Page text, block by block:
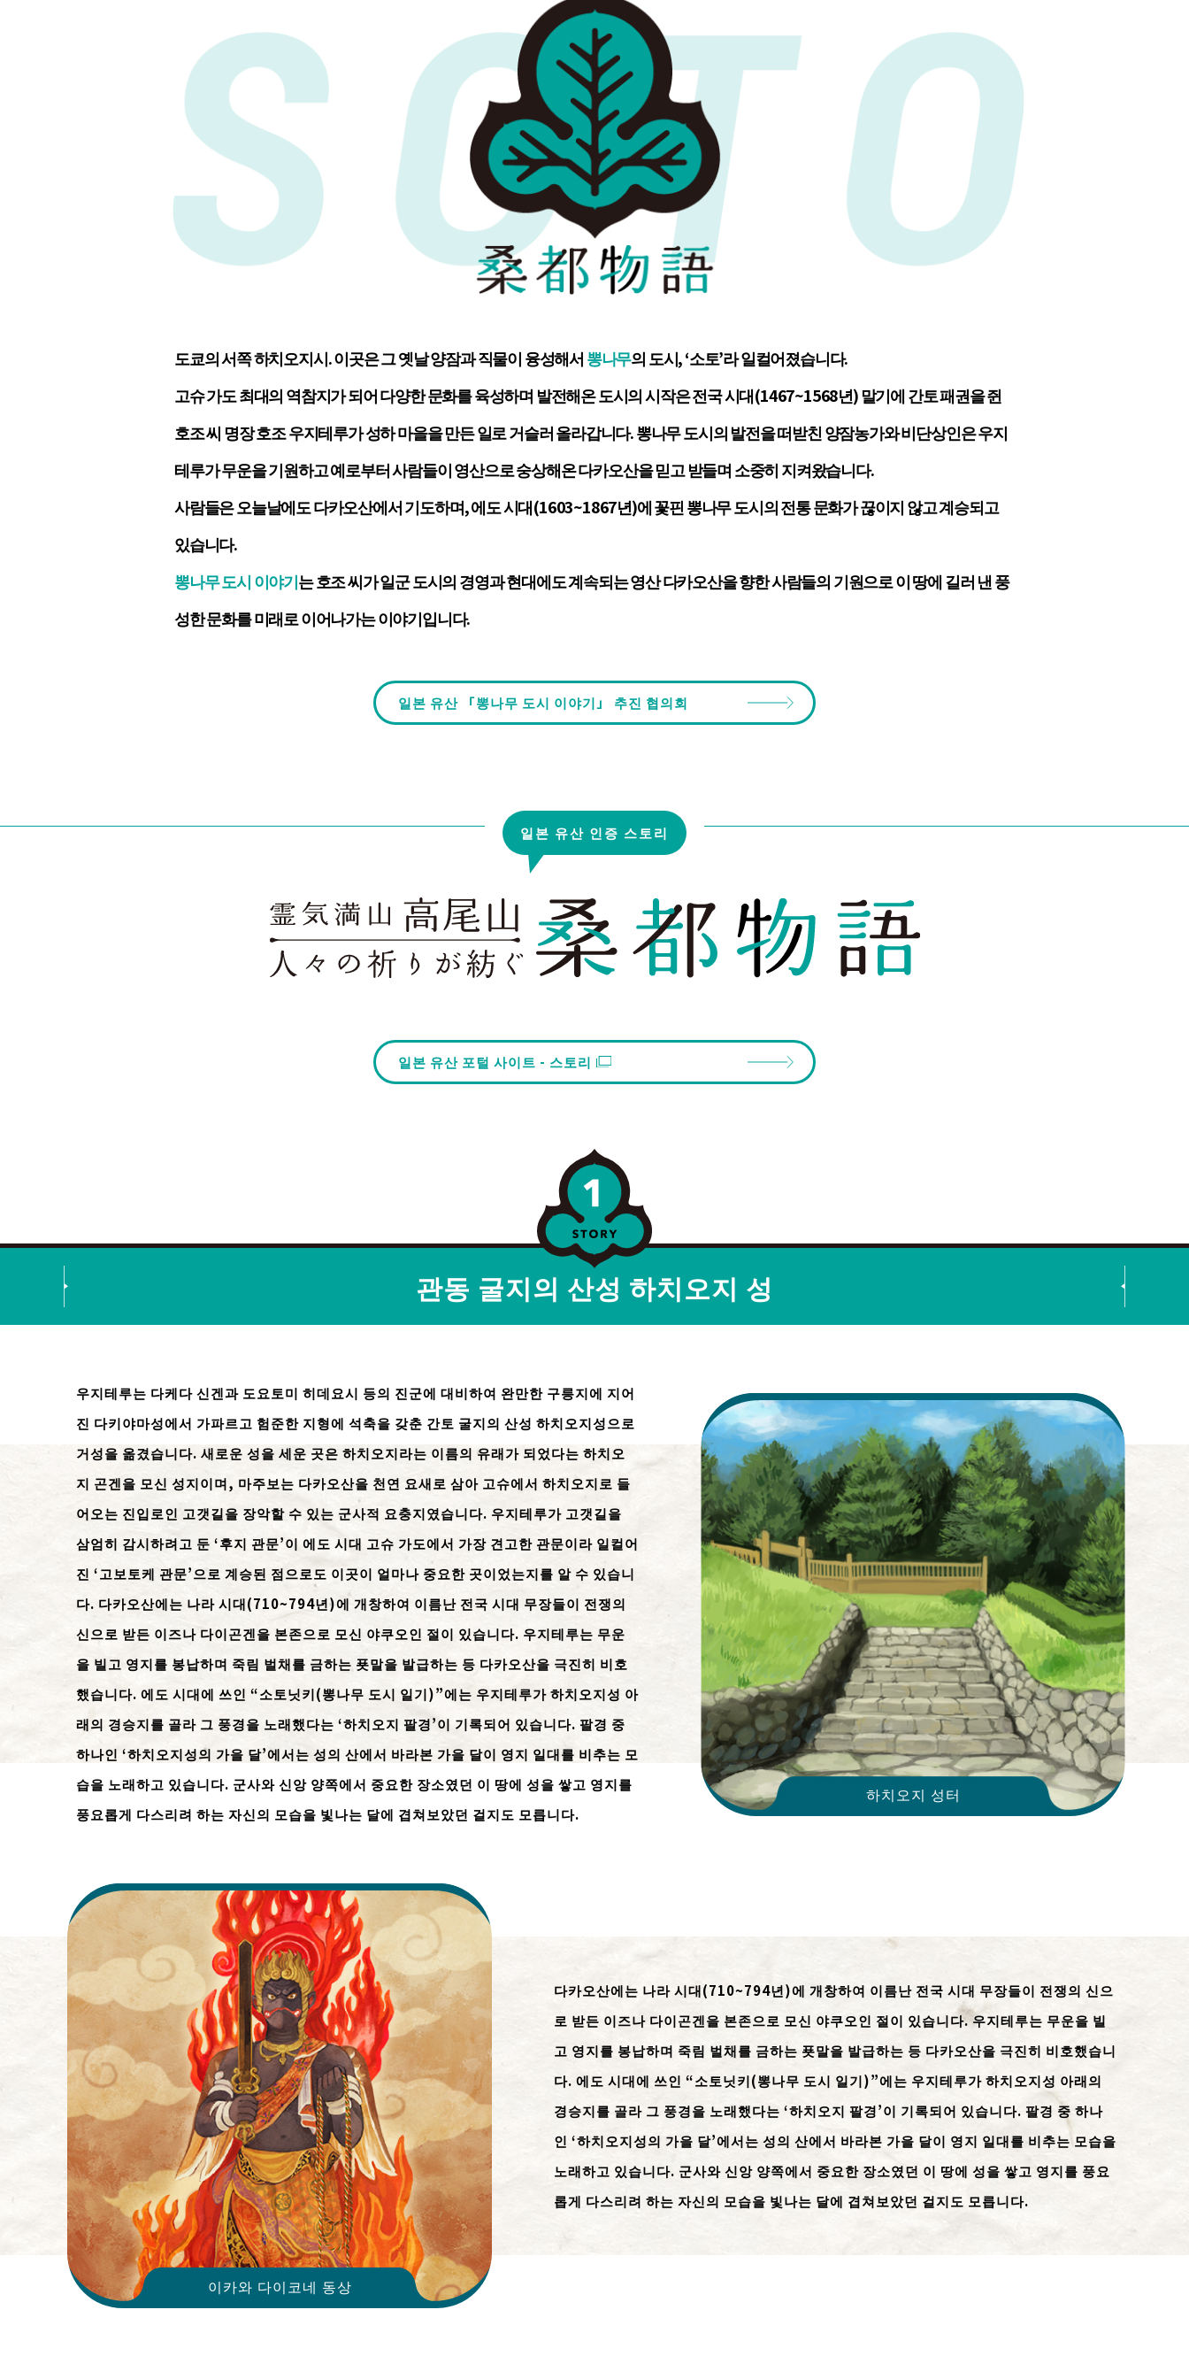
도쿄의 서쪽 하치오지시. 이곳은 그 옛날 양잠과 직물이 융성해서뽕나무의 도시, ‘소토’라 일컬어졌습니다.
고슈 가도 최대의 역참지가 되어 다양한 문화를 육성하며 발전해온 도시의 시작은 전국 시대(1467~1568년) 말기에 간토 패권을 쥔
호조 씨 명장 호조 우지테루가 성하 마을을 만든 일로 거슬러 올라갑니다. 뽕나무 도시의 발전을 떠받친 양잠농가와 비단상인은 우지
테루가 무운을 기원하고 예로부터 사람들이 영산으로 숭상해온 다카오산을 믿고 받들며 소중히 지켜왔습니다.
사람들은 오늘날에도 다카오산에서 기도하며, 에도 시대(1603~1867년)에 꽃핀 뽕나무 도시의 전통 문화가 끊이지 않고 계승되고
있습니다.
뽕나무 도시 이야기는 호조 씨가 일군 도시의 경영과 현대에도 계속되는 영산 다카오산을 향한 사람들의 기원으로 이 땅에 길러 낸 풍
성한 문화를 미래로 이어나가는 이야기입니다.
일본 유산 「뽕나무 도시 이야기」 추진 협의회
일본 유산 인증 스토리
일본 유산 포털 사이트 - 스토리
관동 굴지의 산성 하치오지 성
우지테루는 다케다 신겐과 도요토미 히데요시 등의 진군에 대비하여 완만한 구릉지에 지어
진 다키야마성에서 가파르고 험준한 지형에 석축을 갖춘 간토 굴지의 산성 하치오지성으로
거성을 옮겼습니다. 새로운 성을 세운 곳은 하치오지라는 이름의 유래가 되었다는 하치오
지 곤겐을 모신 성지이며, 마주보는 다카오산을 천연 요새로 삼아 고슈에서 하치오지로 들
어오는 진입로인 고갯길을 장악할 수 있는 군사적 요충지였습니다. 우지테루가 고갯길을
삼엄히 감시하려고 둔 ‘후지 관문’이 에도 시대 고슈 가도에서 가장 견고한 관문이라 일컬어
진 ‘고보토케 관문’으로 계승된 점으로도 이곳이 얼마나 중요한 곳이었는지를 알 수 있습니
다. 다카오산에는 나라 시대(710~794년)에 개창하여 이름난 전국 시대 무장들이 전쟁의
신으로 받든 이즈나 다이곤겐을 본존으로 모신 야쿠오인 절이 있습니다. 우지테루는 무운
을 빌고 영지를 봉납하며 죽림 벌채를 금하는 푯말을 발급하는 등 다카오산을 극진히 비호
했습니다. 에도 시대에 쓰인 “소토닛키(뽕나무 도시 일기)”에는 우지테루가 하치오지성 아
래의 경승지를 골라 그 풍경을 노래했다는 ‘하치오지 팔경’이 기록되어 있습니다. 팔경 중
하나인 ‘하치오지성의 가을 달’에서는 성의 산에서 바라본 가을 달이 영지 일대를 비추는 모
습을 노래하고 있습니다. 군사와 신앙 양쪽에서 중요한 장소였던 이 땅에 성을 쌓고 영지를
풍요롭게 다스리려 하는 자신의 모습을 빛나는 달에 겹쳐보았던 걸지도 모릅니다.
하치오지 성터
다카오산에는 나라 시대(710~794년)에 개창하여 이름난 전국 시대 무장들이 전쟁의 신으
로 받든 이즈나 다이곤겐을 본존으로 모신 야쿠오인 절이 있습니다. 우지테루는 무운을 빌
고 영지를 봉납하며 죽림 벌채를 금하는 푯말을 발급하는 등 다카오산을 극진히 비호했습니
다. 에도 시대에 쓰인 “소토닛키(뽕나무 도시 일기)”에는 우지테루가 하치오지성 아래의
경승지를 골라 그 풍경을 노래했다는 ‘하치오지 팔경’이 기록되어 있습니다. 팔경 중 하나
인 ‘하치오지성의 가을 달’에서는 성의 산에서 바라본 가을 달이 영지 일대를 비추는 모습을
노래하고 있습니다. 군사와 신앙 양쪽에서 중요한 장소였던 이 땅에 성을 쌓고 영지를 풍요
롭게 다스리려 하는 자신의 모습을 빛나는 달에 겹쳐보았던 걸지도 모릅니다.
이카와 다이코네 동상